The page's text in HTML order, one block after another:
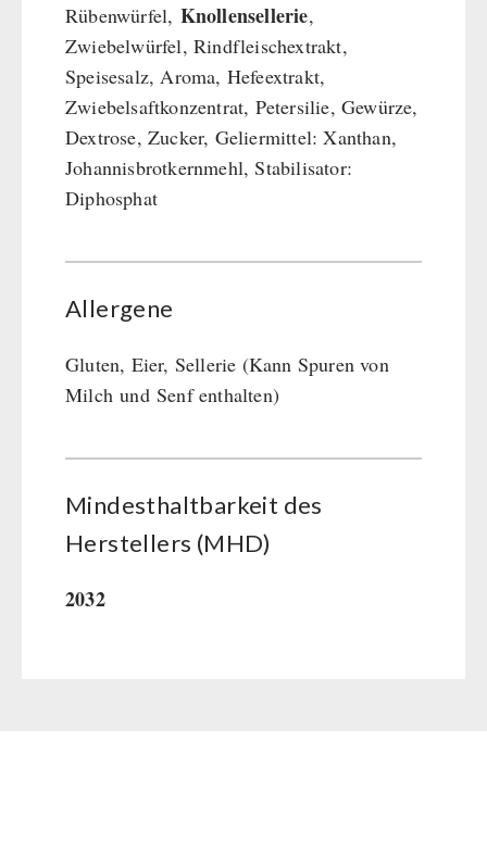
Rübenwürfel, Knollensellerie,
Zwiebelwürfel, Rindfleischextrakt,
Speisesalz, Aroma, Hefeextrakt,
Zwiebelsaftkonzentrat, Petersilie, Gewürze,
Dextrose, Zucker, Geliermittel: Xanthan,
Johannisbrotkernmehl, Stabilisator:
Diphosphat
Allergene
Gluten, Eier, Sellerie (Kann Spuren von
Milch und Senf enthalten)
Mindesthaltbarkeit des
Herstellers (MHD)
2032